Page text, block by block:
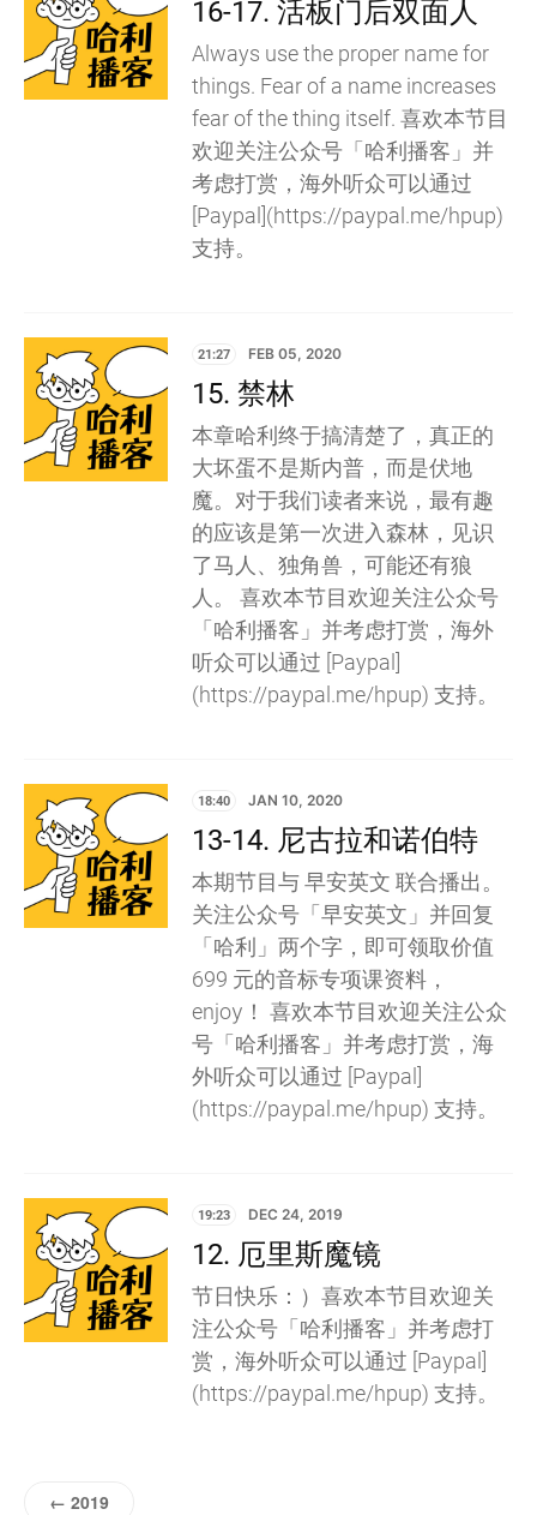
16-17. 活板门后双面人
Always use the proper name for
things. Fear of a name increases
fear of the thing itself. 喜欢本节目
欢迎关注公众号「哈利播客」并
考虑打赏，海外听众可以通过
[Paypal](https://paypal.me/hpup)
支持。
21:27 FEB 05, 2020
15. 禁林
本章哈利终于搞清楚了，真正的
大坏蛋不是斯内普，而是伏地
魔。对于我们读者来说，最有趣
的应该是第一次进入森林，见识
了马人、独角兽，可能还有狼
人。 喜欢本节目欢迎关注公众号
「哈利播客」并考虑打赏，海外
听众可以通过 [Paypal]
(https://paypal.me/hpup) 支持。
18:40 JAN 10, 2020
13-14. 尼古拉和诺伯特
本期节目与 早安英文 联合播出。
关注公众号「早安英文」并回复
「哈利」两个字，即可领取价值
699 元的音标专项课资料，
enjoy！ 喜欢本节目欢迎关注公众
号「哈利播客」并考虑打赏，海
外听众可以通过 [Paypal]
(https://paypal.me/hpup) 支持。
19:23 DEC 24, 2019
12. 厄里斯魔镜
节日快乐：）喜欢本节目欢迎关
注公众号「哈利播客」并考虑打
赏，海外听众可以通过 [Paypal]
(https://paypal.me/hpup) 支持。
← 2019